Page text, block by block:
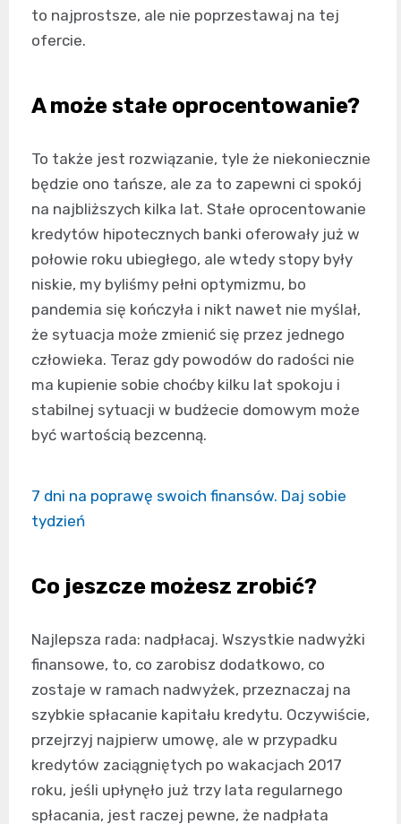
to najprostsze, ale nie poprzestawaj na tej
ofercie.
A może stałe oprocentowanie?
To także jest rozwiązanie, tyle że niekoniecznie
będzie ono tańsze, ale za to zapewni ci spokój
na najbliższych kilka lat. Stałe oprocentowanie
kredytów hipotecznych banki oferowały już w
połowie roku ubiegłego, ale wtedy stopy były
niskie, my byliśmy pełni optymizmu, bo
pandemia się kończyła i nikt nawet nie myślał,
że sytuacja może zmienić się przez jednego
człowieka. Teraz gdy powodów do radości nie
ma kupienie sobie choćby kilku lat spokoju i
stabilnej sytuacji w budżecie domowym może
być wartością bezcenną.
7 dni na poprawę swoich finansów. Daj sobie
tydzień
Co jeszcze możesz zrobić?
Najlepsza rada: nadpłacaj. Wszystkie nadwyżki
finansowe, to, co zarobisz dodatkowo, co
zostaje w ramach nadwyżek, przeznaczaj na
szybkie spłacanie kapitału kredytu. Oczywiście,
przejrzyj najpierw umowę, ale w przypadku
kredytów zaciągniętych po wakacjach 2017
roku, jeśli upłynęło już trzy lata regularnego
spłacania, jest raczej pewne, że nadpłata